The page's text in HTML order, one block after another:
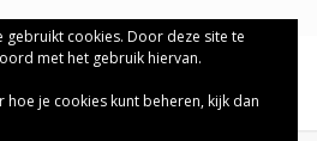
gebruikt cookies. Door deze site te
met het gebruik hiervan.
hoe je cookies kunt beheren, kijk dan